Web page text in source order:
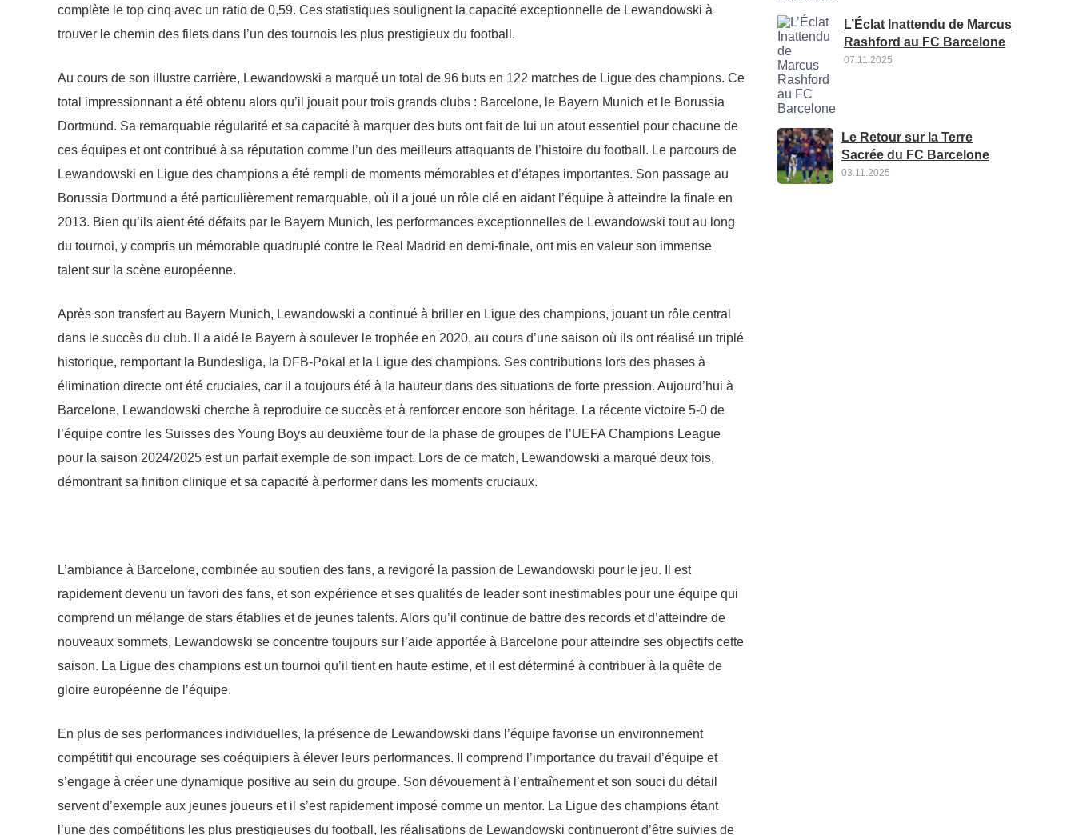
complète le top cinq avec un ratio de 0,59. Ces statistiques soulignent la capacité exceptionnelle de Lewandowski à
trouver le chemin des filets dans l’un des tournois les plus prestigieux du football.
Au cours de son illustre carrière, Lewandowski a marqué un total de 96 buts en 122 matches de Ligue des champions. Ce
total impressionnant a été obtenu alors qu’il jouait pour trois grands clubs : Barcelone, le Bayern Munich et le Borussia
Dortmund. Sa remarquable régularité et sa capacité à marquer des buts ont fait de lui un atout essentiel pour chacune de
ces équipes et ont contribué à sa réputation comme l’un des meilleurs attaquants de l’histoire du football. Le parcours de
Lewandowski en Ligue des champions a été rempli de moments mémorables et d’étapes importantes. Son passage au
Borussia Dortmund a été particulièrement remarquable, où il a joué un rôle clé en aidant l’équipe à atteindre la finale en
2013. Bien qu’ils aient été défaits par le Bayern Munich, les performances exceptionnelles de Lewandowski tout au long
du tournoi, y compris un mémorable quadruplé contre le Real Madrid en demi-finale, ont mis en valeur son immense
talent sur la scène européenne.
Après son transfert au Bayern Munich, Lewandowski a continué à briller en Ligue des champions, jouant un rôle central
dans le succès du club. Il a aidé le Bayern à soulever le trophée en 2020, au cours d’une saison où ils ont réalisé un triplé
historique, remportant la Bundesliga, la DFB-Pokal et la Ligue des champions. Ses contributions lors des phases à
élimination directe ont été cruciales, car il a toujours été à la hauteur dans des situations de forte pression. Aujourd’hui à
Barcelone, Lewandowski cherche à reproduire ce succès et à renforcer encore son héritage. La récente victoire 5-0 de
l’équipe contre les Suisses des Young Boys au deuxième tour de la phase de groupes de l’UEFA Champions League
pour la saison 2024/2025 est un parfait exemple de son impact. Lors de ce match, Lewandowski a marqué deux fois,
démontrant sa finition clinique et sa capacité à performer dans les moments cruciaux.
L’ambiance à Barcelone, combinée au soutien des fans, a revigoré la passion de Lewandowski pour le jeu. Il est
rapidement devenu un favori des fans, et son expérience et ses qualités de leader sont inestimables pour une équipe qui
comprend un mélange de stars établies et de jeunes talents. Alors qu’il continue de battre des records et d’atteindre de
nouveaux sommets, Lewandowski se concentre toujours sur l’aide apportée à Barcelone pour atteindre ses objectifs cette
saison. La Ligue des champions est un tournoi qu’il tient en haute estime, et il est déterminé à contribuer à la quête de
gloire européenne de l’équipe.
En plus de ses performances individuelles, la présence de Lewandowski dans l’équipe favorise un environnement
compétitif qui encourage ses coéquipiers à élever leurs performances. Il comprend l’importance du travail d’équipe et
s’engage à créer une dynamique positive au sein du groupe. Son dévouement à l’entraînement et son souci du détail
servent d’exemple aux jeunes joueurs et il s’est rapidement imposé comme un mentor. La Ligue des champions étant
l’une des compétitions les plus prestigieuses du football, les réalisations de Lewandowski continueront d’être suivies de
L’Éclat Inattendu de Marcus
Rashford au FC Barcelone
07.11.2025
Le Retour sur la Terre
Sacrée du FC Barcelone
03.11.2025